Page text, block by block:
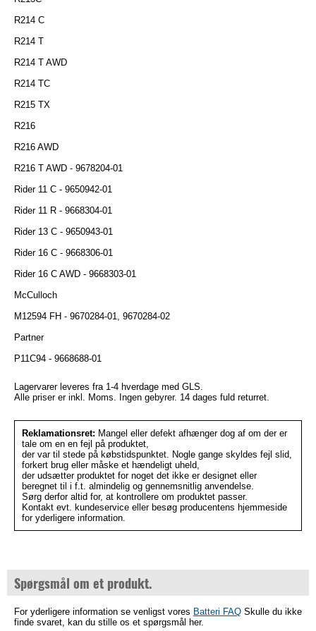
R214 C
R214 T
R214 T AWD
R214 TC
R215 TX
R216
R216 AWD
R216 T AWD - 9678204-01
Rider 11 C - 9650942-01
Rider 11 R - 9668304-01
Rider 13 C - 9650943-01
Rider 16 C - 9668306-01
Rider 16 C AWD - 9668303-01
McCulloch
M12594 FH - 9670284-01, 9670284-02
Partner
P11C94 - 9668688-01
Lagervarer leveres fra 1-4 hverdage med GLS.
Alle priser er inkl. Moms. Ingen gebyrer. 14 dages fuld returret.
Reklamationsret: Mangel eller defekt afhænger dog af om der er
tale om en en fejl på produktet,
der var til stede på købstidspunktet. Nogle gange skyldes fejl slid,
forkert brug eller måske et hændeligt uheld,
der udsætter produktet for noget det ikke er designet eller
beregnet til i f.t. almindelig og gennemsnitlig anvendelse.
Sørg derfor altid for, at kontrollere om produktet passer.
Kontakt evt. kundeservice eller besøg producentens hjemmeside
for yderligere information.
Spørgsmål om et produkt.
For yderligere information se venligst vores Batteri FAQ Skulle du ikke
finde svaret, kan du stille os et spørgsmål her.